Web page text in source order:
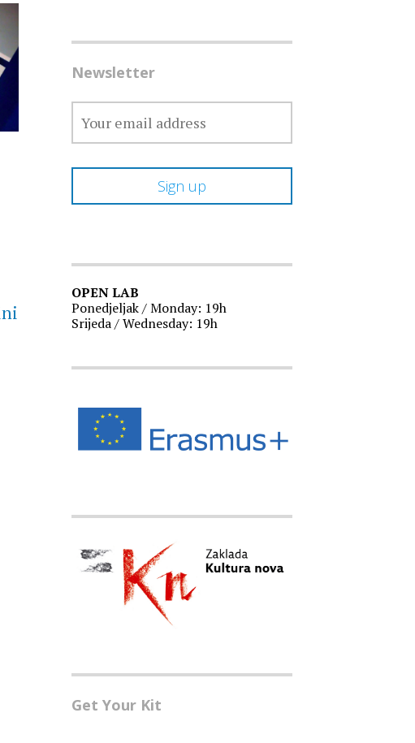
Newsletter
OPEN LAB
Ponedjeljak / Monday: 19h
Srijeda / Wednesday: 19h
Get Your Kit